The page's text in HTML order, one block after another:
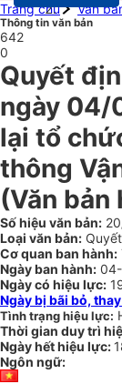
Trang chủ
Văn
Thông tin văn bản
642
0
Quyết
ngày 04/
lại tổ
thông
(Văn
Số hiệu văn bản:
Loại văn bản:
Cơ quan ban hành:
Ngày ban hành:
Ngày có hiệu lực:
Ngày bị bãi bỏ,
Tình trạng hiệu lực:
Thời gian duy trì
Ngày hết hiệu lực:
Ngôn ngữ: